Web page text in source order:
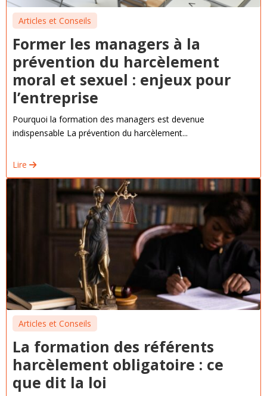
Articles et Conseils
Former les managers à la
prévention du harcèlement
moral et sexuel : enjeux pour
l’entreprise
Pourquoi la formation des managers est devenue
indispensable La prévention du harcèlement...
Lire
Articles et Conseils
La formation des référents
harcèlement obligatoire : ce
que dit la loi